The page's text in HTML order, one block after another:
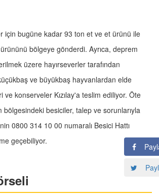
için bugüne kadar 93 ton et ve et ürünü ile
bölgeye gönderdi. Ayrıca, deprem
üzere hayırseverler tarafından
ve büyükbaş hayvanlardan elde
ve konserveler Kızılay'a teslim ediliyor. Öte
besiciler, talep ve sorunlarıyla
0800 314 10 00 numaralı Besici Hattı
geçebiliyor.